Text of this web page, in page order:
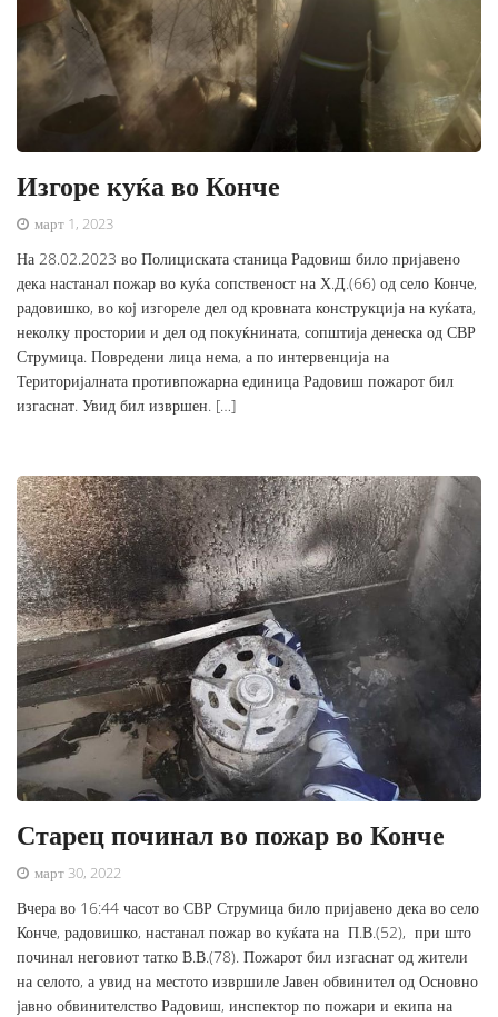
Изгоре куќа во Конче
март 1, 2023
На 28.02.2023 во Полициската станица Радовиш било пријавено
дека настанал пожар во куќа сопственост на Х.Д.(66) од село Конче,
радовишко, во кој изгореле дел од кровната конструкција на куќата,
неколку простории и дел од покуќнината, сопштија денеска од СВР
Струмица. Повредени лица нема, а по интервенција на
Територијалната противпожарна единица Радовиш пожарот бил
изгаснат. Увид бил извршен. […]
Старец починал во пожар во Конче
март 30, 2022
Вчера во 16:44 часот во СВР Струмица било пријавено дека во село
Конче, радовишко, настанал пожар во куќата на П.В.(52), при што
починал неговиот татко В.В.(78). Пожарот бил изгаснат од жители
на селото, а увид на местото извршиле Јавен обвинител од Основно
јавно обвинителство Радовиш, инспектор по пожари и екипа на